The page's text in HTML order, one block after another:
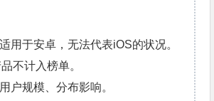
用于安卓，无法代表iOS的状况。
不计入榜单。
户规模、分布影响。